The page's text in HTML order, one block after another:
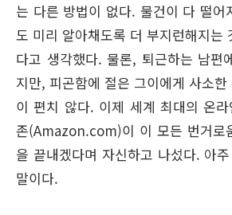
는 다른 방법이 없다. 물건이 다 떨어
도 미리 알아채도록 더 부지런해지는
다고 생각했다. 물론, 퇴근하는 남편
지만, 피곤함에 절은 그이에게 사소
이 편치 않다. 이제 세계 최대의 온
존(Amazon.com)이 이 모든 번거로
을 끝내겠다며 자신하고 나섰다. 아
말이다.